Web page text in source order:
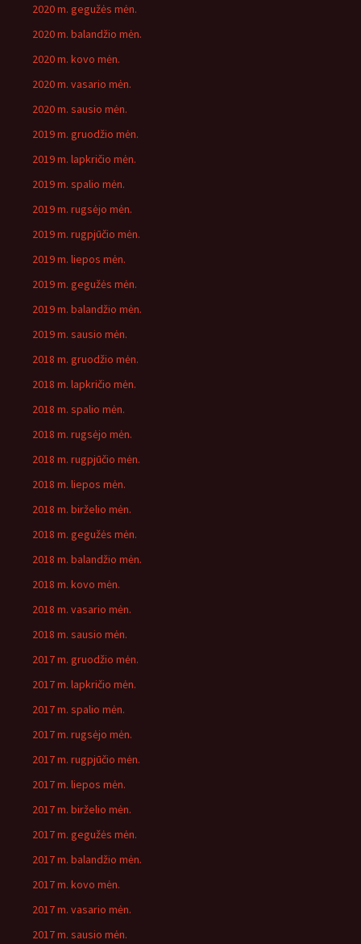
2020 m. gegužės mėn.
2020 m. balandžio mėn.
2020 m. kovo mėn.
2020 m. vasario mėn.
2020 m. sausio mėn.
2019 m. gruodžio mėn.
2019 m. lapkričio mėn.
2019 m. spalio mėn.
2019 m. rugsėjo mėn.
2019 m. rugpjūčio mėn.
2019 m. liepos mėn.
2019 m. gegužės mėn.
2019 m. balandžio mėn.
2019 m. sausio mėn.
2018 m. gruodžio mėn.
2018 m. lapkričio mėn.
2018 m. spalio mėn.
2018 m. rugsėjo mėn.
2018 m. rugpjūčio mėn.
2018 m. liepos mėn.
2018 m. birželio mėn.
2018 m. gegužės mėn.
2018 m. balandžio mėn.
2018 m. kovo mėn.
2018 m. vasario mėn.
2018 m. sausio mėn.
2017 m. gruodžio mėn.
2017 m. lapkričio mėn.
2017 m. spalio mėn.
2017 m. rugsėjo mėn.
2017 m. rugpjūčio mėn.
2017 m. liepos mėn.
2017 m. birželio mėn.
2017 m. gegužės mėn.
2017 m. balandžio mėn.
2017 m. kovo mėn.
2017 m. vasario mėn.
2017 m. sausio mėn.